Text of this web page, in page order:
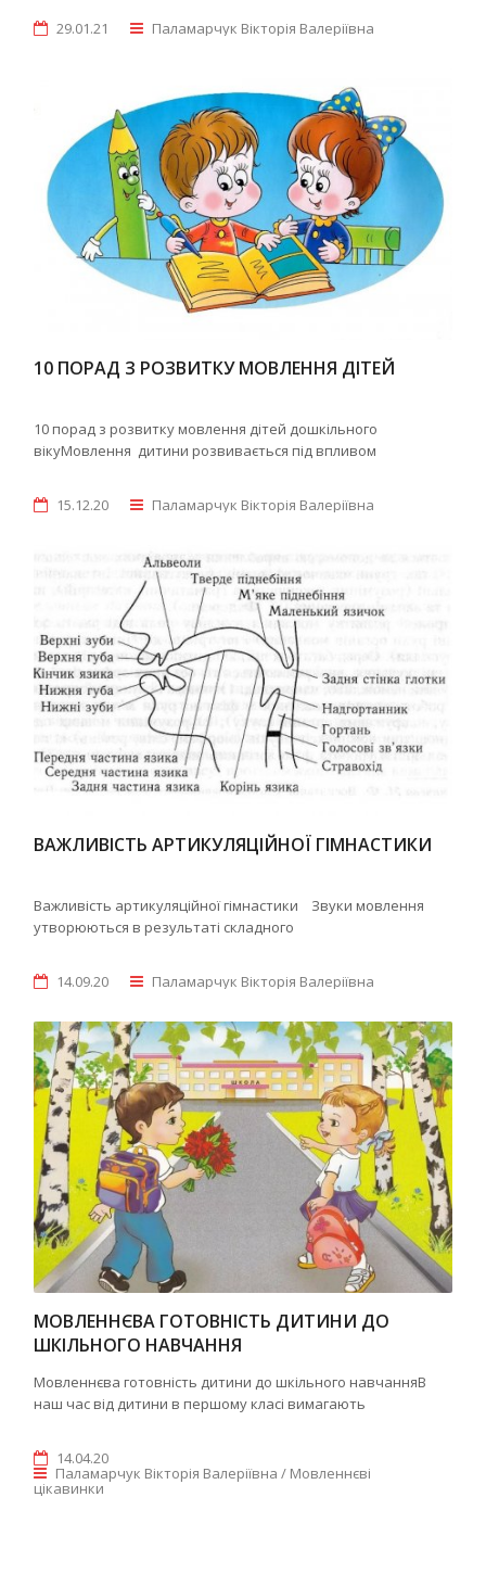
29.01.21 Паламарчук Вікторія Валеріївна
10 ПОРАД З РОЗВИТКУ МОВЛЕННЯ ДІТЕЙ
10 порад з розвитку мовлення дітей дошкільного
вікуМовлення дитини розвивається під впливом
15.12.20 Паламарчук Вікторія Валеріївна
ВАЖЛИВІСТЬ АРТИКУЛЯЦІЙНОЇ ГІМНАСТИКИ
Важливість артикуляційної гімнастики Звуки мовлення
утворюються в результаті складного
14.09.20 Паламарчук Вікторія Валеріївна
МОВЛЕННЄВА ГОТОВНІСТЬ ДИТИНИ ДО
ШКІЛЬНОГО НАВЧАННЯ
Мовленнєва готовність дитини до шкільного навчанняВ
наш час від дитини в першому класі вимагають
14.04.20
Паламарчук Вікторія Валеріївна / Мовленнєві
цікавинки